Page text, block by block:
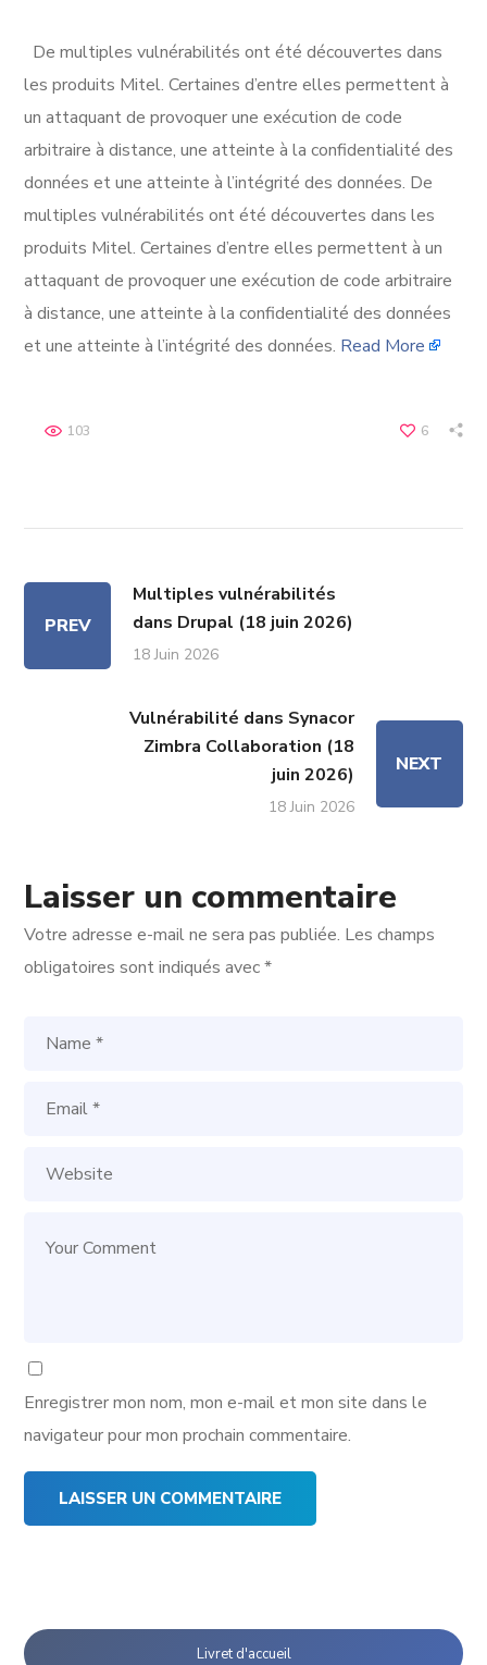
De multiples vulnérabilités ont été découvertes dans
les produits Mitel. Certaines d’entre elles permettent à
un attaquant de provoquer une exécution de code
arbitraire à distance, une atteinte à la confidentialité des
données et une atteinte à l’intégrité des données. De
multiples vulnérabilités ont été découvertes dans les
produits Mitel. Certaines d’entre elles permettent à un
attaquant de provoquer une exécution de code arbitraire
à distance, une atteinte à la confidentialité des données
et une atteinte à l’intégrité des données. Read More
6
103
PREV
Multiples vulnérabilités
dans Drupal (18 juin 2026)
18 Juin 2026
Vulnérabilité dans Synacor
Zimbra Collaboration (18
juin 2026)
18 Juin 2026
NEXT
Laisser un commentaire
Votre adresse e-mail ne sera pas publiée. Les champs
obligatoires sont indiqués avec*
Enregistrer mon nom, mon e-mail et mon site dans le
navigateur pour mon prochain commentaire.
Livret d'accueil